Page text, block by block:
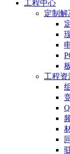
工程中心
定制解
工程资